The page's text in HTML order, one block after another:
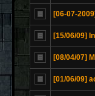
[06-07-
[15/06/09]
[08/04/07]
[01/06/09]